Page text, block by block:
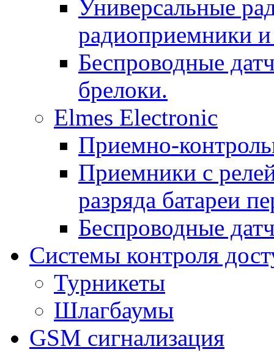
Универсальные
радиоприемники
Беспроводные
брелоки.
Elmes Electronic
Приемно-
Приемники с
разряда батареи
Беспроводные
Системы контроля
Турникеты
Шлагбаумы
GSM сигнализация